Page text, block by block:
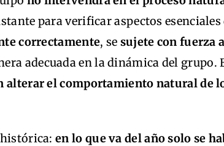
para verificar aspectos esenciales
correctamente, se sujete con fuerza
adecuada en la dinámica del grupo.
alterar el comportamiento natural de
histórica:en lo que va del año solo se